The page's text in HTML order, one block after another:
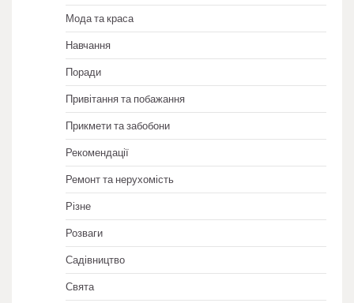
Мода та краса
Навчання
Поради
Привітання та побажання
Прикмети та забобони
Рекомендації
Ремонт та нерухомість
Різне
Розваги
Садівництво
Свята